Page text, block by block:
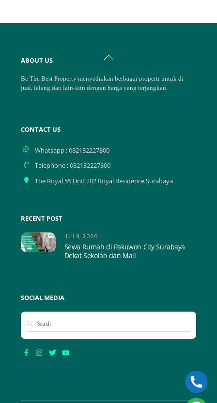
Back
ABOUT US
Be The Best Property menyediakan berbagai properti untuk di
jual, lelang dan lain-lain dengan harga yang terjangkau.
CONTACT US
Whatsapp : 082132227800
Telephone : 082132227800
The Royal 55 Unit 202 Royal Residence Surabaya
RECENT POST
Juli 9, 2026
Sewa Rumah di Pakuwon City Surabaya
Dekat Sekolah dan Mall
SOCIAL MEDIA